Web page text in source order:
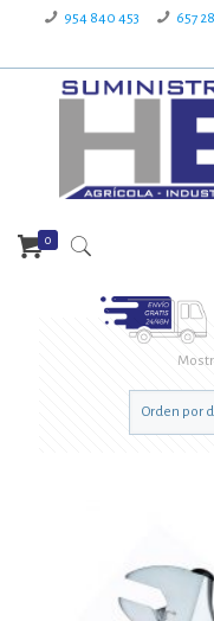
954 840 453 657
0